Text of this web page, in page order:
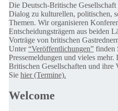
Die Deutsch-Britische
Dialog zu kulturellen, politischen,
Themen. Wir organisieren
Entscheidungsträgern aus beiden
Vorträge von britischen
Unter“Veröffentlichungen” finden
Pressemeldungen und vieles
Britischen Gesellschaften und ihre
Sie hier (Termine).
Welcome